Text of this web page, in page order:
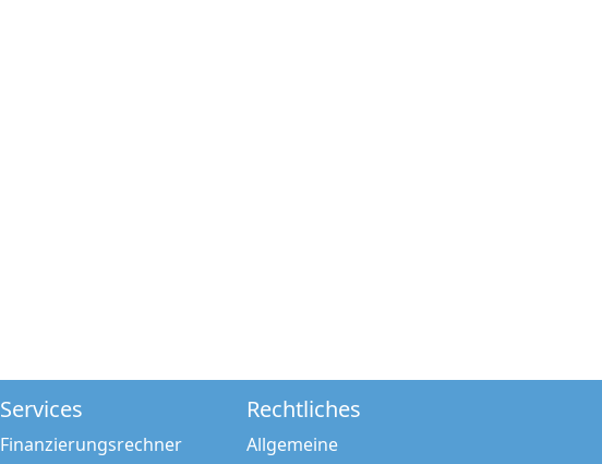
Services
Finanzierungsrechner
Rechtliches
Allgemeine